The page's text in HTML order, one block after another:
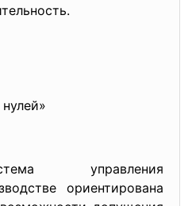
управления
ориентирована